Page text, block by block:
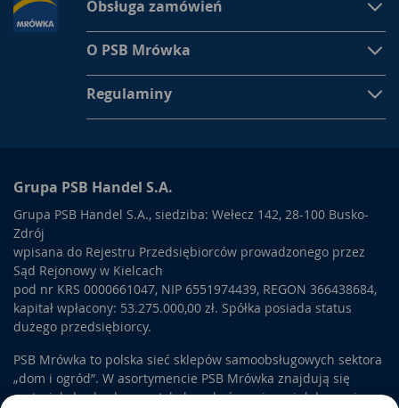
Obsługa zamówień
O PSB Mrówka
Regulaminy
Grupa PSB Handel S.A.
Grupa PSB Handel S.A., siedziba: Wełecz 142, 28-100 Busko-
Zdrój
wpisana do Rejestru Przedsiębiorców prowadzonego przez
Sąd Rejonowy w Kielcach
pod nr KRS 0000661047, NIP 6551974439, REGON 366438684,
kapitał wpłacony: 53.275.000,00 zł. Spółka posiada status
dużego przedsiębiorcy.
PSB Mrówka to polska sieć sklepów samoobsługowych sektora
„dom i ogród”. W asortymencie PSB Mrówka znajdują się
materiały budowlane, artykuły wykończeniowe i dekoracyjne,